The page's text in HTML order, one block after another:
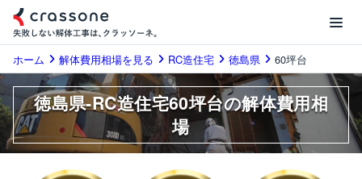
ホーム 解体費用相場を見る RC造住宅 徳島県 60坪台
徳島県-RC造住宅60坪台の解体費用相
場